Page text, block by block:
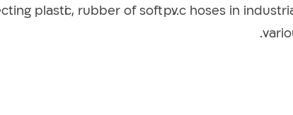
plastic, rubber of soft p.v.c hoses in